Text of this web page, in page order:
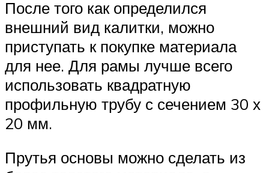
После того как определился
внешний вид калитки, можно
приступать к покупке материала
для нее. Для рамы лучше всего
использовать квадратную
профильную трубу с сечением 30 х
20 мм.
Прутья основы можно сделать из